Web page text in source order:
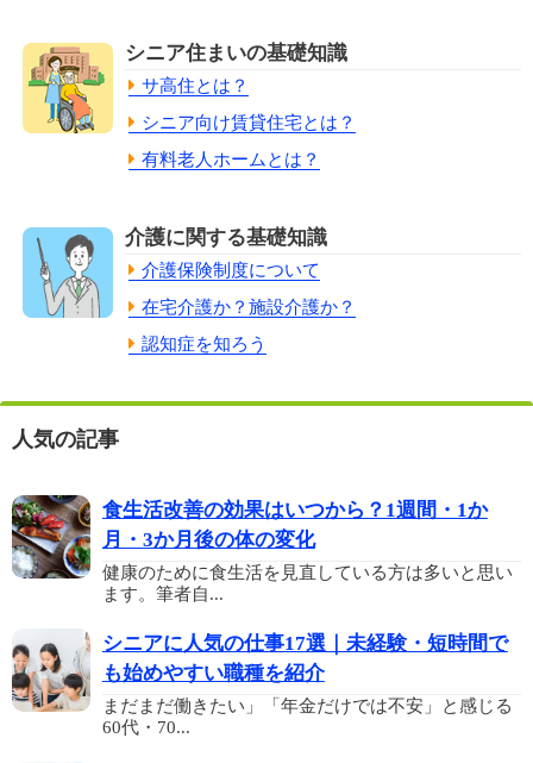
夫婦2人で入居可
夫婦が一緒に同じ部屋に入居できる2人部屋のあ
要介護5もOK
ます。
新築・築浅
新築、または築5年までの築浅物件を集めまし
た。
シニア住まいの基礎知識
サ高住とは？
シニア向け賃貸住宅とは？
有料老人ホームとは？
介護に関する基礎知識
介護保険制度について
在宅介護か？施設介護か？
認知症を知ろう
人気の記事
食生活改善の効果はいつから？1週間・1か
月・3か月後の体の変化
健康のために食生活を見直している方は多いと思い
ます。筆者自...
シニアに人気の仕事17選｜未経験・短時間で
も始めやすい職種を紹介
まだまだ働きたい」「年金だけでは不安」と感じる
60代・70...